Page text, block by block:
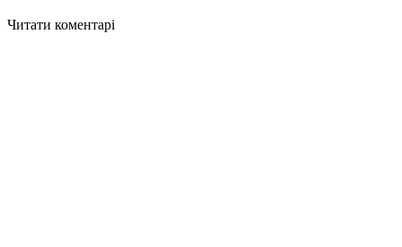
Читати коментарі